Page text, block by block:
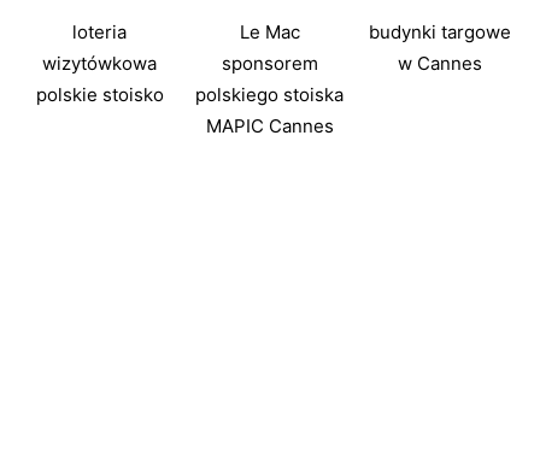
loteria
wizytówkowa
polskie stoisko
Le Mac
sponsorem
polskiego stoiska
MAPIC Cannes
budynki targowe
w Cannes